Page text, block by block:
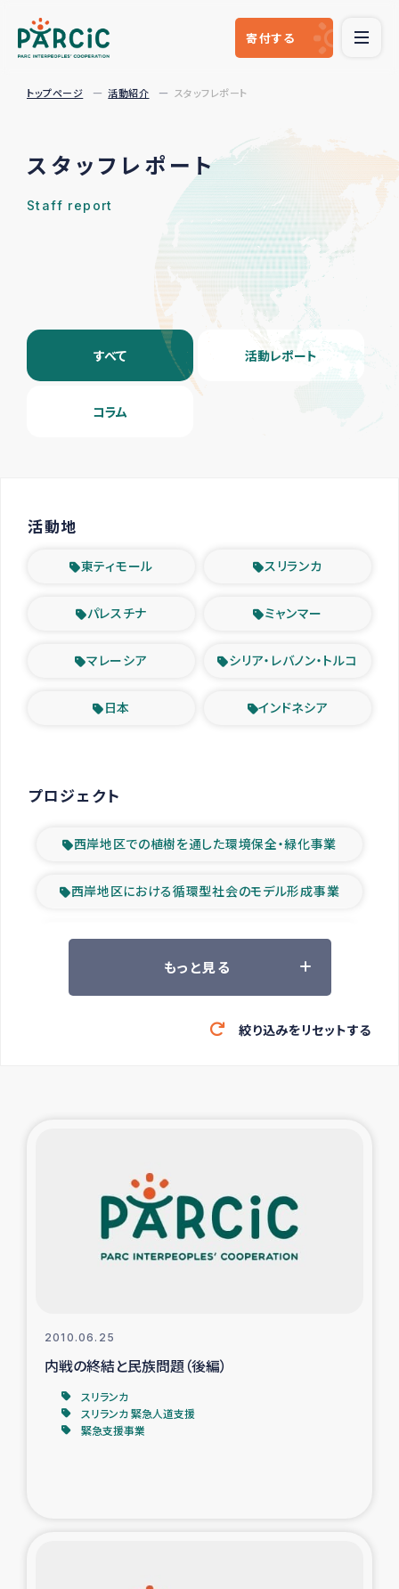
寄付する
トップページ 活動紹介 スタッフレポート
スタッフレポート
Staff report
すべて 活動レポート
コラム
活動地
東ティモール スリランカ
パレスチナ ミャンマー
マレーシア シリア・レバノン・トルコ
日本 インドネシア
プロジェクト
西岸地区での植樹を通した環境保全・緑化事業
西岸地区における循環型社会のモデル形成事業
ツアー参加者の声
緊急救援の時代
大雨による洪水被災者支援
カカオ生産者支援事業
インドネシア中部 スラウェシの地震・津波被災者支援
スリランカ ムライティブ県帰還民の生活再建支援
もっと見る
絞り込みをリセットする
2010.06.25
内戦の終結と民族問題（後編）
スリランカ
スリランカ 緊急人道支援
緊急支援事業